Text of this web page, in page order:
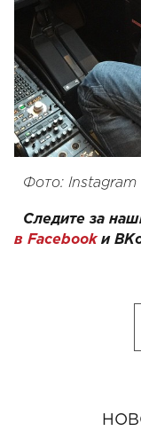
Фото:
Следите за
в Facebookи